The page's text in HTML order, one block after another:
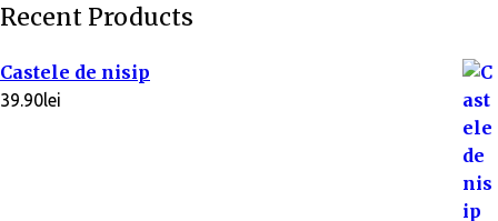
Recent Products
Castele de nisip
39.90lei